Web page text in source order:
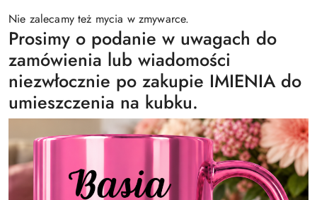
Nie zalecamy też mycia w zmywarce.
Prosimy o podanie w uwagach do
zamówienia lub wiadomości
niezwłocznie po zakupie IMIENIA do
umieszczenia na kubku.